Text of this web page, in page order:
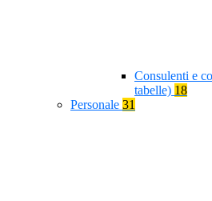
Consulenti e
tabelle) 18
Personale 31